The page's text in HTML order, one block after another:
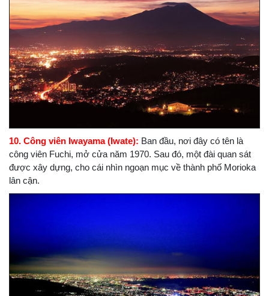
10. Công viên Iwayama (Iwate): Ban đầu, nơi đây có tên là
công viên Fuchi, mở cửa năm 1970. Sau đó, một đài quan sát
được xây dựng, cho cái nhìn ngoạn mục về thành phố Morioka
lân cận.